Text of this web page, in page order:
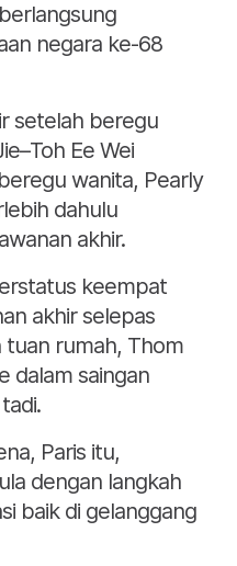
negara ke-68
setelah beregu
Ee Wei
wanita, Pearly
dahulu
akhir.
keempat
akhir selepas
tuan rumah, Thom
dalam saingan
Paris itu,
dengan langkah
baik di gelanggang